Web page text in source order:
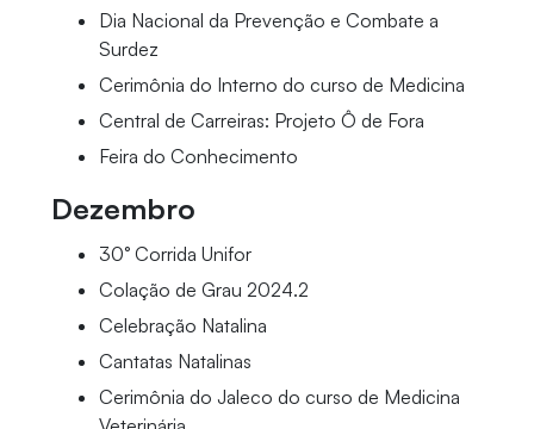
Dia Nacional da Prevenção e Combate a
Surdez
Cerimônia do Interno do curso de Medicina
Central de Carreiras: Projeto Ô de Fora
Feira do Conhecimento
Dezembro
30° Corrida Unifor
Colação de Grau 2024.2
Celebração Natalina
Cantatas Natalinas
Cerimônia do Jaleco do curso de Medicina